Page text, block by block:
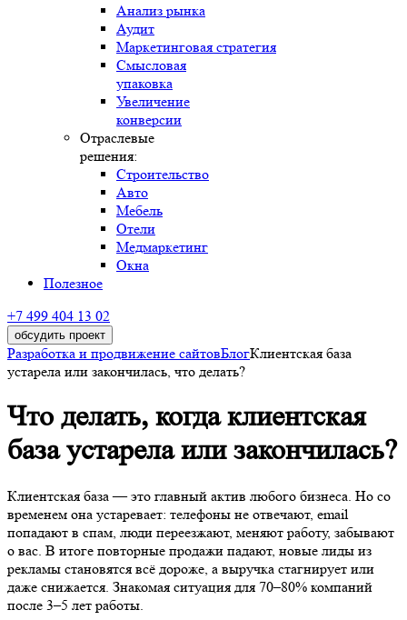
Аудит
Маркетинговая стратегия
Смысловая
упаковка
Увеличение
конверсии
Отраслевые
решения:
Строительство
Авто
Мебель
Отели
Медмаркетинг
Окна
Полезное
+7 499 404 13 02
обсудить проект
Разработка и продвижение сайтов Блог
Клиентская база устарела
или закончилась, что делать?
Что делать, когда клиентская
база устарела или закончилась?
Клиентская база — это главный актив любого бизнеса. Но со
временем она устаревает: телефоны не отвечают, email попадают
в спам, люди переезжают, меняют работу, забывают о вас. В
итоге повторные продажи падают, новые лиды из рекламы
становятся всё дороже, а выручка стагнирует или даже
снижается. Знакомая ситуация для 70–80% компаний после 3–5
лет работы.